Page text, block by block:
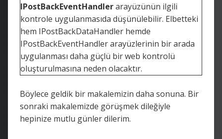
IPostBackEventHandlerarayüzünün ilgili
kontrole uygulanmasıda düşünülebilir. Elbetteki
hem IPostBackDataHandler hemde
IPostBackEventHandler arayüzlerinin bir arada
uygulanması daha güçlü bir web kontrolü
oluşturulmasına neden olacaktır.
Böylece geldik bir makalemizin daha sonuna. Bir
sonraki makalemizde görüşmek dileğiyle
hepinize mutlu günler dilerim.